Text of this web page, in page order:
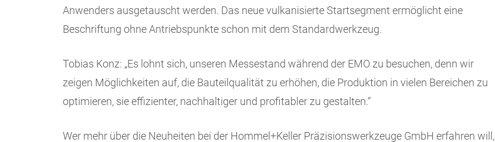
Anwenders ausgetauscht werden. Das neue vulkanisierte Startsegment ermöglicht eine
Beschriftung ohne Antriebspunkte schon mit dem Standardwerkzeug.
Tobias Konz: „Es lohnt sich, unseren Messestand während der EMO zu besuchen, denn wir
zeigen Möglichkeiten auf, die Bauteilqualität zu erhöhen, die Produktion in vielen Bereichen zu
optimieren, sie effizienter, nachhaltiger und profitabler zu gestalten.“
Wer mehr über die Neuheiten bei der Hommel+Keller Präzisionswerkzeuge GmbH erfahren will,